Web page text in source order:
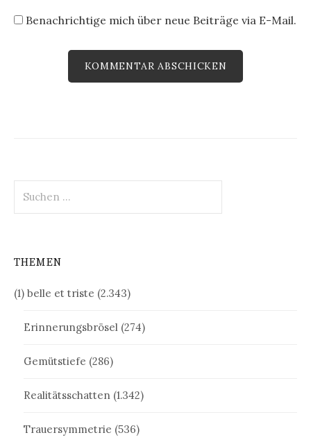
Benachrichtige mich über neue Beiträge via E-Mail.
nach:
THEMEN
(1) belle et triste (2.343)
Erinnerungsbrösel (274)
Gemütstiefe (286)
Realitätsschatten (1.342)
Trauersymmetrie (536)